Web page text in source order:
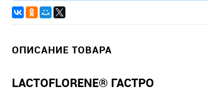
ОПИСАНИЕ ТОВАРА
LACTOFLORENE® ГАСТРО